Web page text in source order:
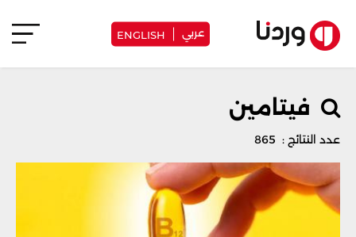
عربي ENGLISH
فيتامين
عدد النتائج : 865